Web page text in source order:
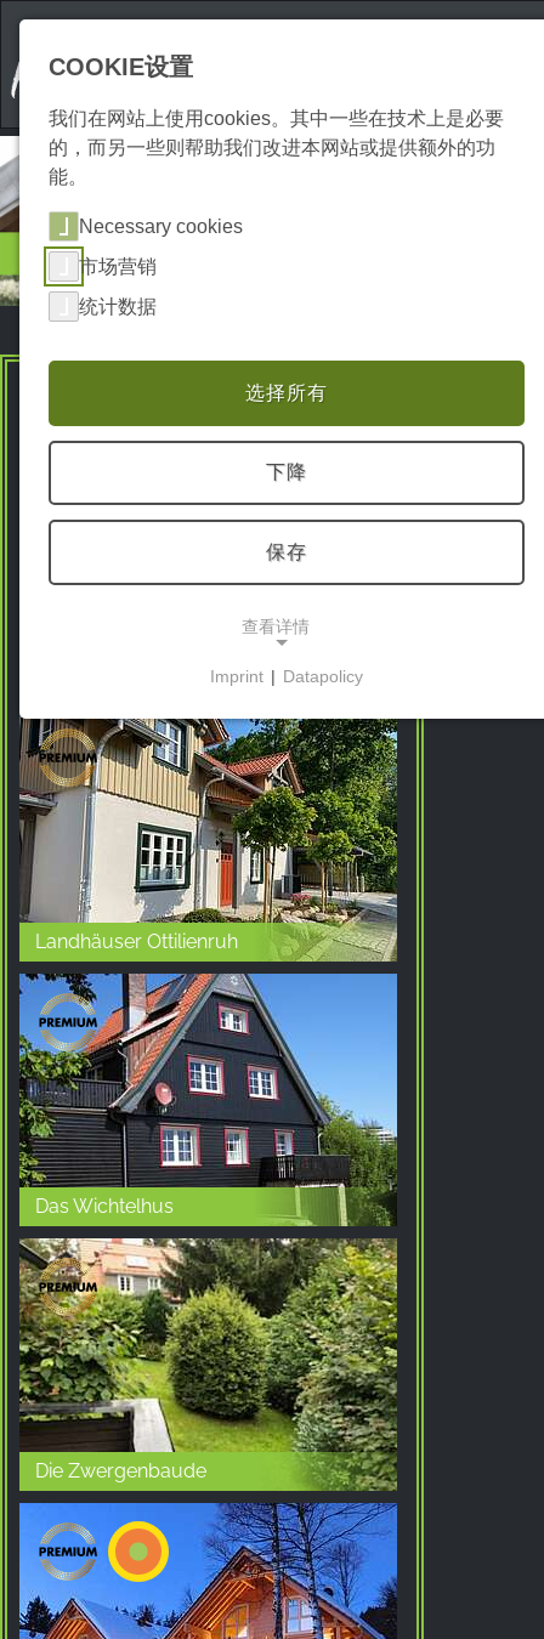
住宿条件
Bergwaldchalets Komfort
Landhäuser Ottilienruh
Das Wichtelhus
Die Zwergenbaude
COOKIE设置
我们在网站上使用cookies。其中一些在技术上是必要
的，而另一些则帮助我们改进本网站或提供额外的功
能。
Necessary cookies
市场营销
统计数据
选择所有
下降
保存
查看详情
这些cookies能够实现基本功能，是使用网站所必需
的。
市场营销
营销cookies被第三方用来显示个性化的广告。它们
通过跟踪各网站的访问者来实现这一目的。
Facebook Pixel
Name:
_fbp, fr, _fbq, fbq
Provider:
Facebook Ireland Ltd.
Purpose:
广告测量和营销
Cookie duration:
3个月 - 1年
统计数据
统计Cookies以匿名方式收集信息。这些信息有助
于我们了解访问者如何使用我们的网站。
Google Analytics
Name:
_ga, _gid, _gac_gb_
Provider:
Imprint | Datapolicy